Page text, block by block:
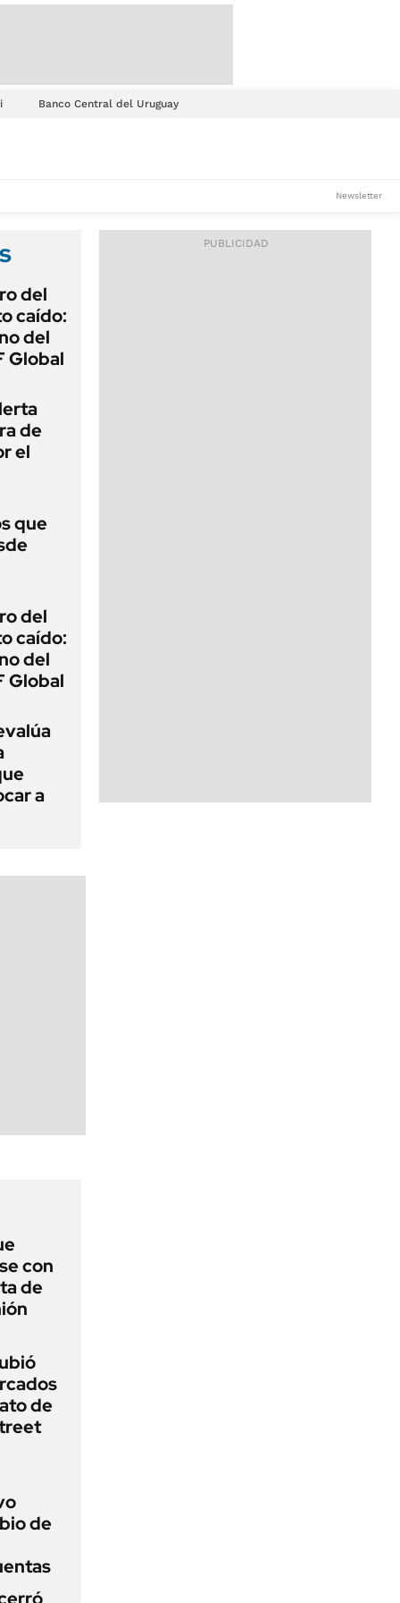
Banco Central del Uruguay
Newsletter
del
caído:
del
Global
de
el
que
del
caído:
del
Global
a
con
de
de
de